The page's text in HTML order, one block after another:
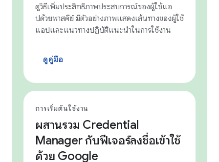
ดูวิธีเพิ่มประสิทธิภาพประสบการณ์ของผู้ใช้แอ
ปด้วยพาสคีย์ มีตัวอย่างภาพแสดงเส้นทางของผู้ใช้
แอปและแนวทางปฏิบัติแนะนำในการใช้งาน
ดูคู่มือ
การเริ่มต้นใช้งาน
ผสานรวม Credential
Manager กับฟีเจอร์ลงชื่อเข้าใช้
ด้วย Google